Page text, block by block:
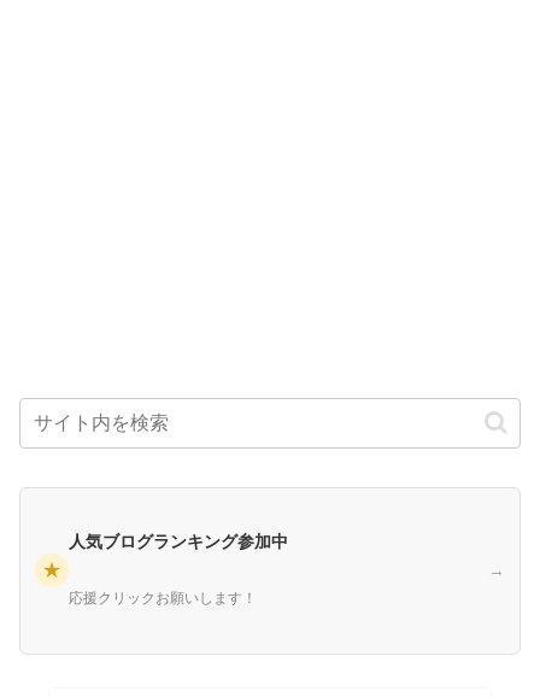
★
人気ブログランキング参加中
応援クリックお願いします！
→